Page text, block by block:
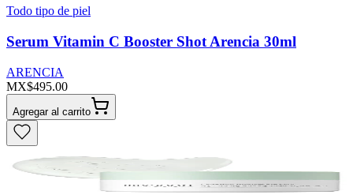
Todo tipo de piel
Serum Vitamin C Booster Shot Arencia 30ml
ARENCIA
MX$495.00
Agregar al carrito